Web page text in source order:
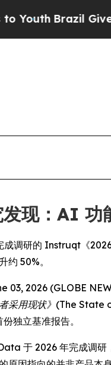
Brazil Gives
现：AI 功
调研的 Instruqt《
约 50%。
03, 2026 (GLOBE
者采用现状》(The
独立基准报告。
于 2026 年完成调研